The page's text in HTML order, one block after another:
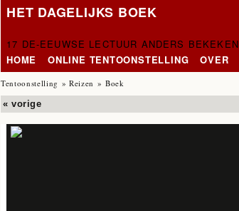
HET DAGELIJKS BOEK
17 DE-EEUWSE LECTUUR ANDERS BEKEKEN
HOME
ONLINE TENTOONSTELLING OVER
Tentoonstelling » Reizen » Boek
« vorige